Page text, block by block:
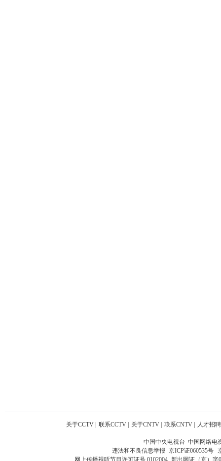
关于CCTV 联系CCTV 关于CNTV 联系CNTV 人才招聘
中国中央电视台 中国网络电
违法和不良信息举报 京ICP证060535号
网上传播视听节目许可证号 0102004 新出网证（京）